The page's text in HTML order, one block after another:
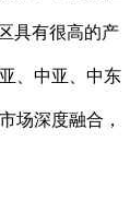
具有很高的产
、中亚、中东
场深度融合，